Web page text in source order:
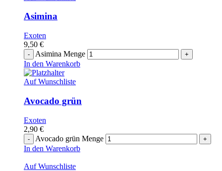
Asimina
Exoten
9,50 €
Asimina Menge
In den Warenkorb
Auf Wunschliste
Avocado grün
Exoten
2,90 €
Avocado grün Menge
In den Warenkorb
Auf Wunschliste